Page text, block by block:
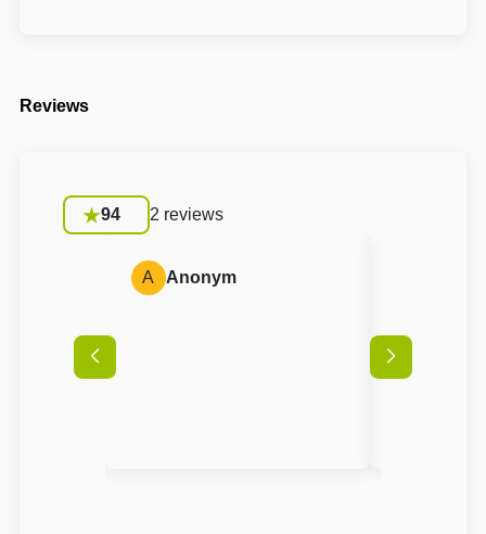
Reviews
94 2 reviews
A Anonym